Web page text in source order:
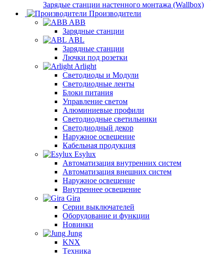
Зарядые станции настенного монтажа (Wallbox)
Производители
ABB
Зарядные станции
ABL
Зарядные станции
Лючки под розетки
Arlight
Светодиоды и Модули
Светодиодные ленты
Блоки питания
Управление светом
Алюминиевые профили
Светодиодные светильники
Светодиодный декор
Наружное освещение
Кабельная продукция
Esylux
Автоматизация внутренних систем
Автоматизация внешних систем
Наружное освещение
Внутреннее освещение
Gira
Серии выключателей
Оборудование и функции
Новинки
Jung
KNX
Tехника